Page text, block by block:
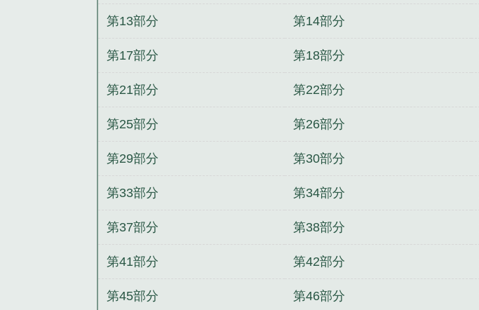
第13部分 第14部分
第17部分 第18部分
第21部分 第22部分
第25部分 第26部分
第29部分 第30部分
第33部分 第34部分
第37部分 第38部分
第41部分 第42部分
第45部分 第46部分